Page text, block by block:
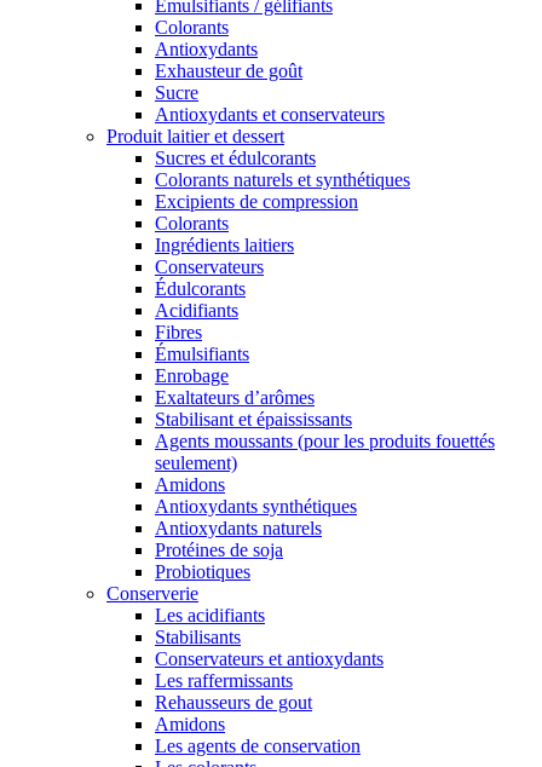
Émulsifiants / gélifiants
Colorants
Antioxydants
Exhausteur de goût
Sucre
Antioxydants et conservateurs
Produit laitier et dessert
Sucres et édulcorants
Colorants naturels et synthétiques
Excipients de compression
Colorants
Ingrédients laitiers
Conservateurs
Édulcorants
Acidifiants
Fibres
Émulsifiants
Enrobage
Exaltateurs d’arômes
Stabilisant et épaississants
Agents moussants (pour les produits fouettés
seulement)
Amidons
Antioxydants synthétiques
Antioxydants naturels
Protéines de soja
Probiotiques
Conserverie
Les acidifiants
Stabilisants
Conservateurs et antioxydants
Les raffermissants
Rehausseurs de gout
Amidons
Les agents de conservation